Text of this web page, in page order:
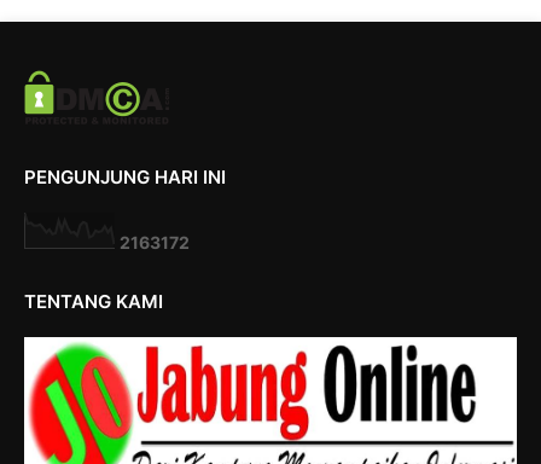
PENGUNJUNG HARI INI
2163172
TENTANG KAMI